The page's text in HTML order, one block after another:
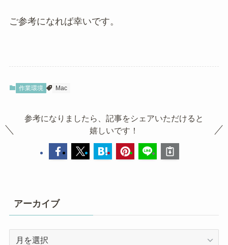
ご参考になれば幸いです。
作業環境 Mac
参考になりましたら、記事をシェアいただけると
嬉しいです！
アーカイブ